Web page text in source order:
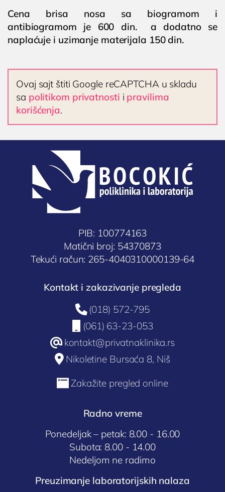
ULTRAZVUK
Ultrazvuk štitne žlezde
Ultrazvuk dojki
Ultrazvuk abdomena
Ultrazvuk skrotuma (testisa)
Dopler krvnih sudova vrata
Laboratorija
Cena brisa nosa sa biogramom i
antibiogramom je 600 din. a dodatno se
naplaćuje i uzimanje materijala 150 din.
Ovaj sajt štiti Google reCAPTCHA u skladu
sa politikom privatnosti i pravilima
korišćenja.
PIB: 100774163
Matični broj: 54370873
Tekući račun: 265-4040310000139-64
Kontakt i zakazivanje pregleda
 (018) 572-795
(061) 63-23-053
@ kontakt@privatnaklinika.rs
 Nikoletine Bursaća 8, Niš
 Zakažite pregled online
Radno vreme
Ponedeljak – petak: 8.00 - 16.00
Subota: 8.00 - 14.00
Nedeljom ne radimo
Preuzimanje laboratorijskih nalaza